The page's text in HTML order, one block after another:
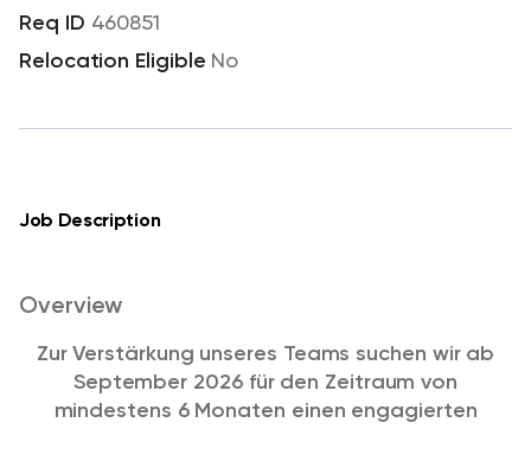
460851
No
Job Description
Overview
Zur Verstärkung unseres Teams suchen wir ab
September 2026 für den Zeitraum von
mindestens 6 Monaten einen engagierten